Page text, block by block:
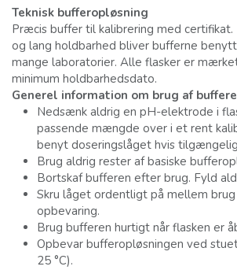
Teknisk bufferopløsning
Præcis buffer til kalibrering med
og lang holdbarhed bliver bufferne
mange laboratorier. Alle flasker er
minimum holdbarhedsdato.
Generel information om brug af
Nedsænk aldrig en pH-elektrode i
passende mængde over i et rent
benyt doseringslåget hvis
Brug aldrig rester af basiske
Bortskaf bufferen efter brug. Fyld
Skru låget ordentligt på mellem
opbevaring.
Brug bufferen hurtigt når flasken er
Opbevar bufferopløsningen ved
25 °C).